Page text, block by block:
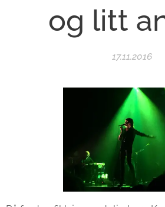
og litt
17.11.2016